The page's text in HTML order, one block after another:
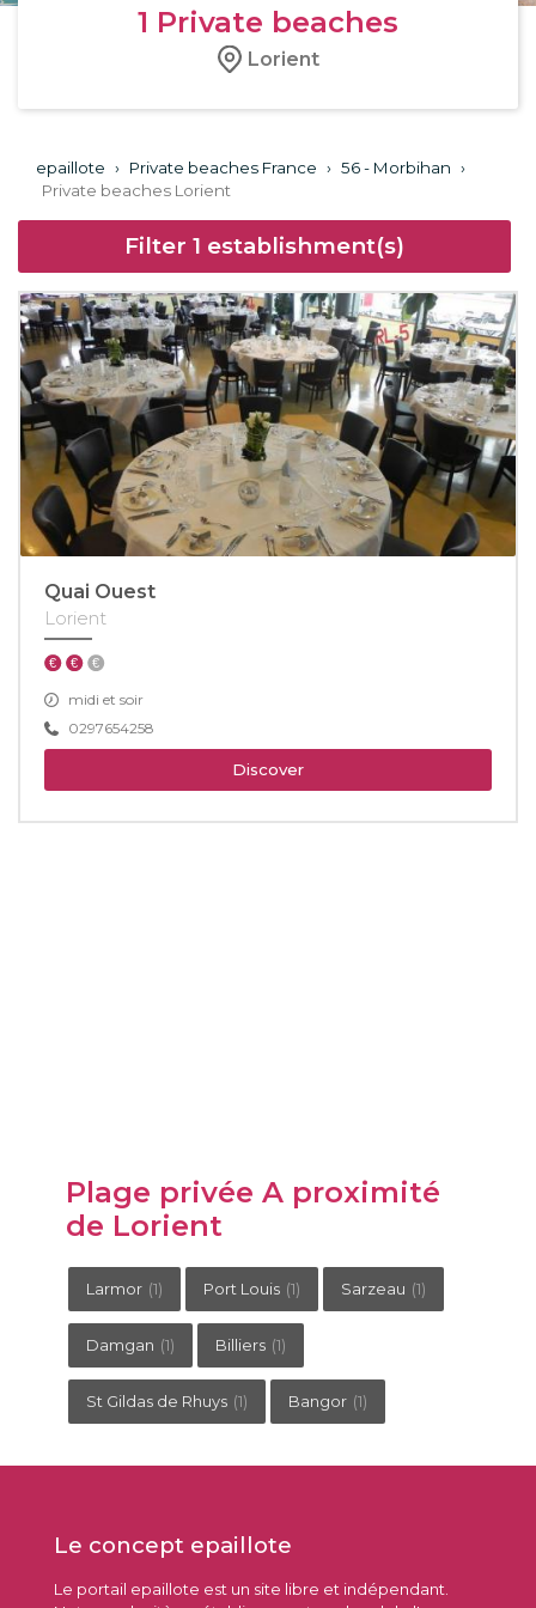
1 Private beaches
Lorient
epaillote › Private beaches France › 56 - Morbihan ›
Private beaches Lorient
Filter 1 establishment(s)
Quai Ouest
Lorient
midi et soir
0297654258
Discover
Plage privée A proximité
de Lorient
Larmor (1) Port Louis (1) Sarzeau (1)
Damgan (1) Billiers (1)
St Gildas de Rhuys (1) Bangor (1)
Le concept epaillote
Le portail epaillote est un site libre et indépendant.